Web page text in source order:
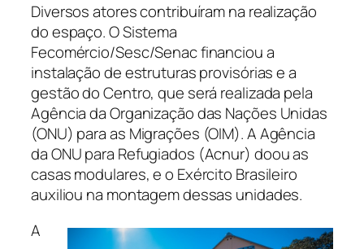
Diversos atores contribuíram na realização
do espaço. O Sistema
Fecomércio/Sesc/Senac financiou a
instalação de estruturas provisórias e a
gestão do Centro, que será realizada pela
Agência da Organização das Nações Unidas
(ONU) para as Migrações (OIM). A Agência
da ONU para Refugiados (Acnur) doou as
casas modulares, e o Exército Brasileiro
auxiliou na montagem dessas unidades.
A